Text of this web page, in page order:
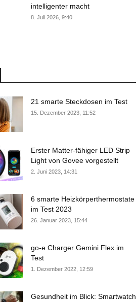
intelligenter macht
8. Juli 2026, 9:40
21 smarte Steckdosen im Test
15. Dezember 2023, 11:52
Erster Matter-fähiger LED Strip
Light von Govee vorgestellt
2. Juni 2023, 14:31
6 smarte Heizkörperthermostate
im Test 2023
26. Januar 2023, 15:44
go-e Charger Gemini Flex im
Test
1. Dezember 2022, 12:59
Gesundheit im Blick: Smartwatch